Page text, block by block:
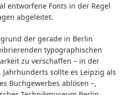
entworfene Fonts in der Regel
abgeleitet.
der gerade in Berlin
typographischen
zu verschaffen – in der
sollte es Leipzig als
Buchgewerbes ablösen –,